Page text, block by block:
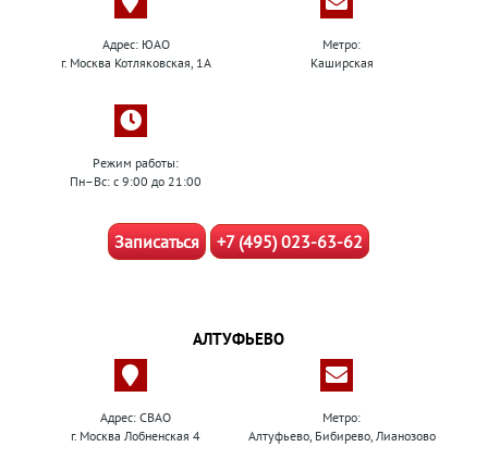
Адрес: ЮАО
г. Москва Котляковская, 1А
Метро:
Каширская
Режим работы:
Пн–Вс: с 9:00 до 21:00
Записаться +7 (495) 023-63-62
АЛТУФЬЕВО
Адрес: СВАО
г. Москва Лобненская 4
Метро:
Алтуфьево, Бибирево, Лианозово